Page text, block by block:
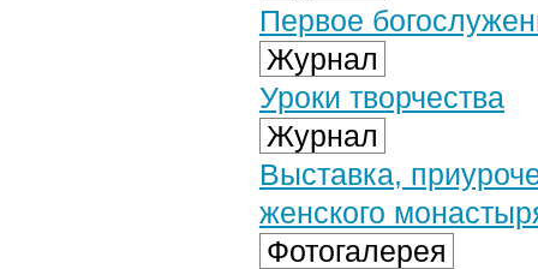
Первое
Журнал
Уроки творчества
Журнал
Выставка,
женского
Фотогалерея